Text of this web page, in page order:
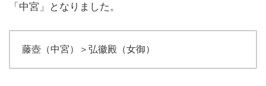
「中宮」となりました。
藤壺（中宮）＞弘徽殿（女御）